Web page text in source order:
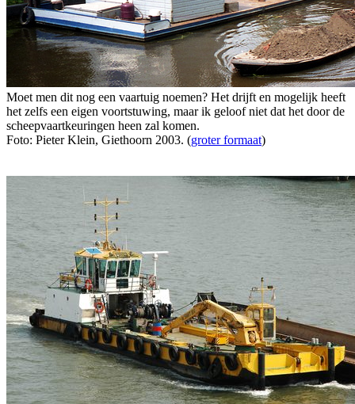
Moet men dit nog een vaartuig noemen? Het drijft en mogelijk heeft
het zelfs een eigen voortstuwing, maar ik geloof niet dat het door de
scheepvaartkeuringen heen zal komen.
Foto: Pieter Klein, Giethoorn 2003. (groter formaat)